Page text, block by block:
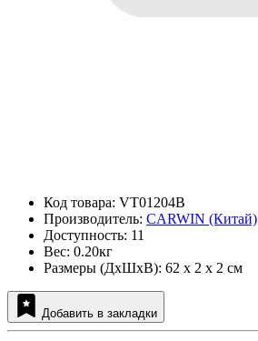
Код товара: VT01204B
Производитель: CARWIN (Китай)
Доступность: 11
Вес: 0.20кг
Размеры (ДxШxВ): 62 x 2 x 2 см
Добавить в закладки